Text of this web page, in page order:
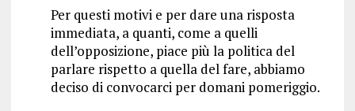
Per questi motivi e per dare una risposta
immediata, a quanti, come a quelli
dell’opposizione, piace più la politica del
parlare rispetto a quella del fare, abbiamo
deciso di convocarci per domani pomeriggio.